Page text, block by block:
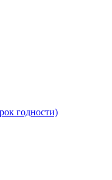
годности)